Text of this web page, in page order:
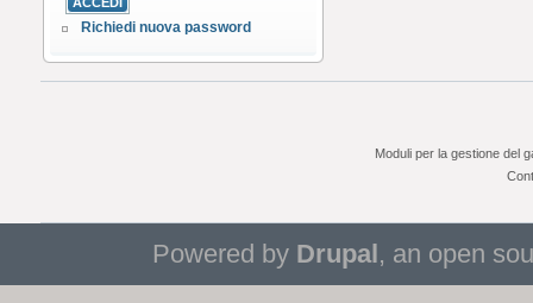
Richiedi nuova password
Moduli per la gestione del
Powered by Drupal, an open